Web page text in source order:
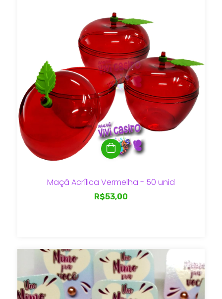
Maçã Acrílica Vermelha - 50 unid
R$53,00